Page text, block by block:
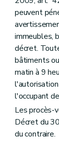
peuvent
immeubles,
décret.
bâtiments
matin à 9
l'autorisation
l'occupant
Les procès-
Décret du
du contraire.